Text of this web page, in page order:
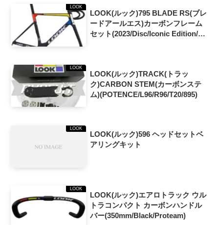
LOOK
LOOK(ルック)795 BLADE RS(ブレ
ードアールエス)カーボンフレーム
セット(2023/Disc/Iconic Edition/ハ
LOOK
LOOK(ルック)TRACK(トラッ
ク)CARBON STEM(カーボンステ
ム)(POTENCE/L96/R96/T20/895)
LOOK
LOOK(ルック)596 ヘッドセットベ
アリングキット
LOOK
LOOK(ルック)エアロトラック ウル
トラコンパクト カーボンハンドル
バー(350mm/Black/Proteam)